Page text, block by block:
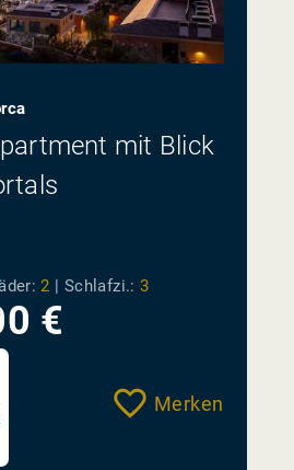
mit Blick
2 | Schlafzi.: 3
€
Merken